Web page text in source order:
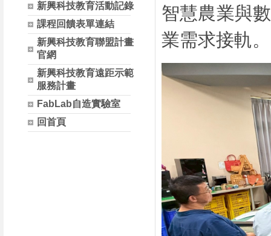
新興科技教育活動記錄
課程回饋表單連結
新興科技教育聯盟計畫
官網
新興科技教育遠距示範
服務計畫
FabLab自造實驗室
回首頁
智慧農業與
業需求接軌。